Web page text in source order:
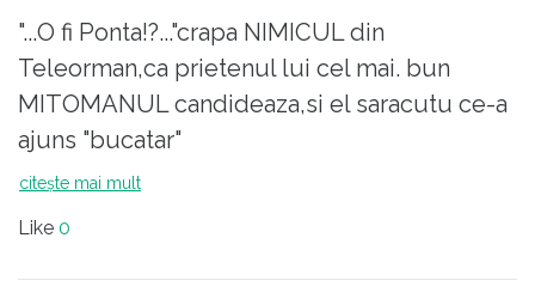
"...O fi Ponta!?..."crapa NIMICUL din
Teleorman,ca prietenul lui cel mai. bun
MITOMANUL candideaza,si el saracutu ce-a
ajuns "bucatar"
citește mai mult
Like 0